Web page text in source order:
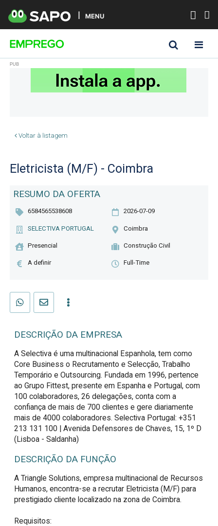
MENU
Voltar à listagem
Eletricista (M/F) - Coimbra
RESUMO DA OFERTA
6584565538608 2026-07-09
SELECTIVA PORTUGAL Coimbra
Presencial Construção Civil
A definir Full-Time
DESCRIÇÃO DA EMPRESA
A Selectiva é uma multinacional Espanhola, tem como
Core Business o Recrutamento e Selecção, Trabalho
Temporário e Outsourcing. Fundada em 1996, pertence
ao Grupo Fittest, presente em Espanha e Portugal, com
100 colaboradores, 26 delegações, conta com a
confiança de mais de 700 clientes e gere diariamente
mais de 4000 colaboradores. Selectiva Portugal: +351
213 131 100 | Avenida Defensores de Chaves, 15, 1º D
(Lisboa - Saldanha)
DESCRIÇÃO DA FUNÇÃO
A Triangle Solutions, empresa multinacional de Recursos
Humanos, encontra-se a recrutar Eletricista (M/F) para
prestigiado cliente localizado na zona de Coimbra.
Requisitos: